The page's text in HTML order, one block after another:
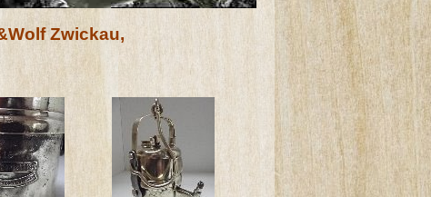
Zwickau,